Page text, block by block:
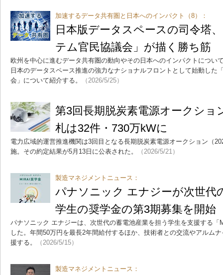
加速するデータ共有圏と日本へのインパクト（8）：
日本版データスペースの司令塔
テム官民協議会」が描く勝ち筋
欧州を中心に進むデータ共有圏の動向やその日本へのインパクトについ
日本のデータスペース推進の強力なナショナルフロントとして始動した
会」について紹介する。
（2026/5/25）
第3回長期脱炭素電源オークシ
札は32件・730万kWに
電力広域的運営推進機関は3回目となる長期脱炭素電源オークション（
施。その約定結果が5月13日に公表された。
（2026/5/21）
製造マネジメントニュース：
パナソニック エナジーが次世代
学生の奨学金の第3期募集を開始
パナソニック エナジーは、次世代の蓄電池産業を担う学生を支援する
した。年間50万円を最長2年間給付するほか、技術者との交流やアルム
援する。
（2026/5/15）
製造マネジメントニュース：